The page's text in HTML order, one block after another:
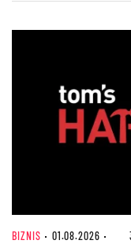
BIZNIS 01.08.2026